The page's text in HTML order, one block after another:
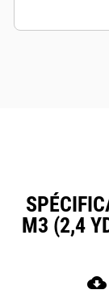
M3 (2,4
cloud_download